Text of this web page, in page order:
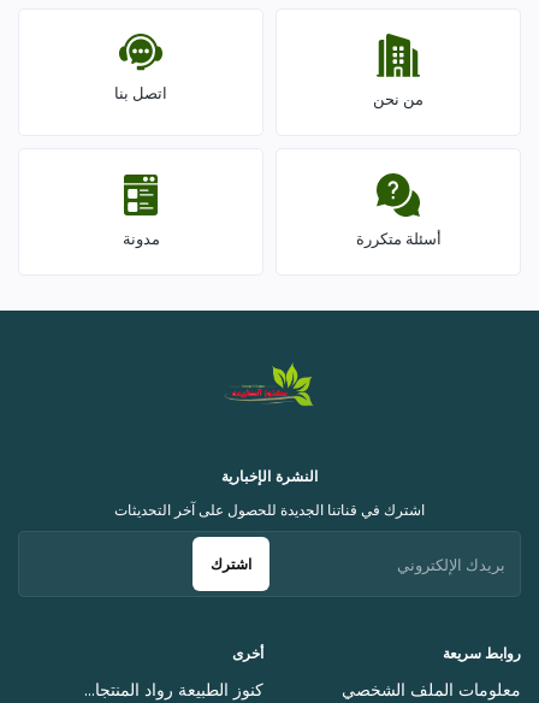
من نحن اتصل بنا
أسئلة متكررة مدونة
روابط سريعة
معلومات الملف الشخصي
أخرى
كنوز الطبيعة رواد المنتجا...
النشرة الإخبارية
اشترك في قناتنا الجديدة للحصول على آخر التحديثات
اشترك